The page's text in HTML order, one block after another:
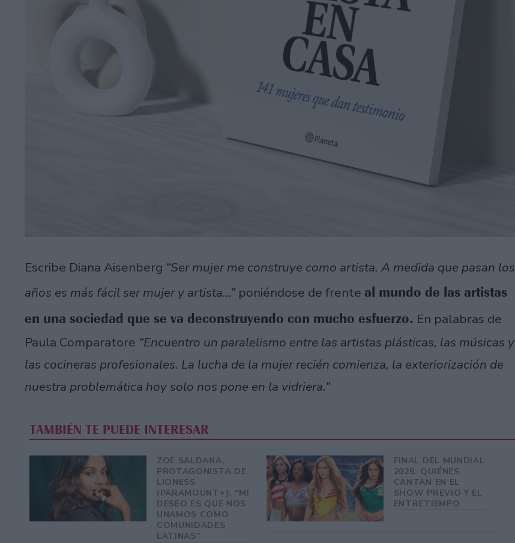
Escribe Diana Aisenberg “Ser mujer me construye como artista. A medida que pasan los
años es más fácil ser mujer y artista…” poniéndose de frente al mundo de las artistas
en una sociedad que se va deconstruyendo con mucho esfuerzo. En palabras de
Paula Comparatore “Encuentro un paralelismo entre las artistas plásticas, las músicas y
las cocineras profesionales. La lucha de la mujer recién comienza, la exteriorización de
nuestra problemática hoy solo nos pone en la vidriera.”
TAMBIÉN TE PUEDE INTERESAR
ZOE SALDANA,
PROTAGONISTA DE
LIONESS
(PARAMOUNT+): “MI
DESEO ES QUE NOS
UNAMOS COMO
COMUNIDADES
LATINAS”
FINAL DEL MUNDIAL
2026: QUIÉNES
CANTAN EN EL
SHOW PREVIO Y EL
ENTRETIEMPO